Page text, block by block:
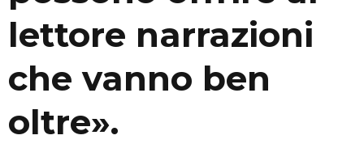
lettore narrazioni
che vanno ben
oltre».